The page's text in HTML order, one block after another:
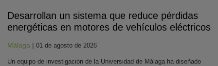
Desarrollan un sistema que reduce pérdidas
energéticas en motores de vehículos eléctricos
Málaga | 01 de agosto de 2026
Un equipo de investigación de la Universidad de Málaga ha diseñado